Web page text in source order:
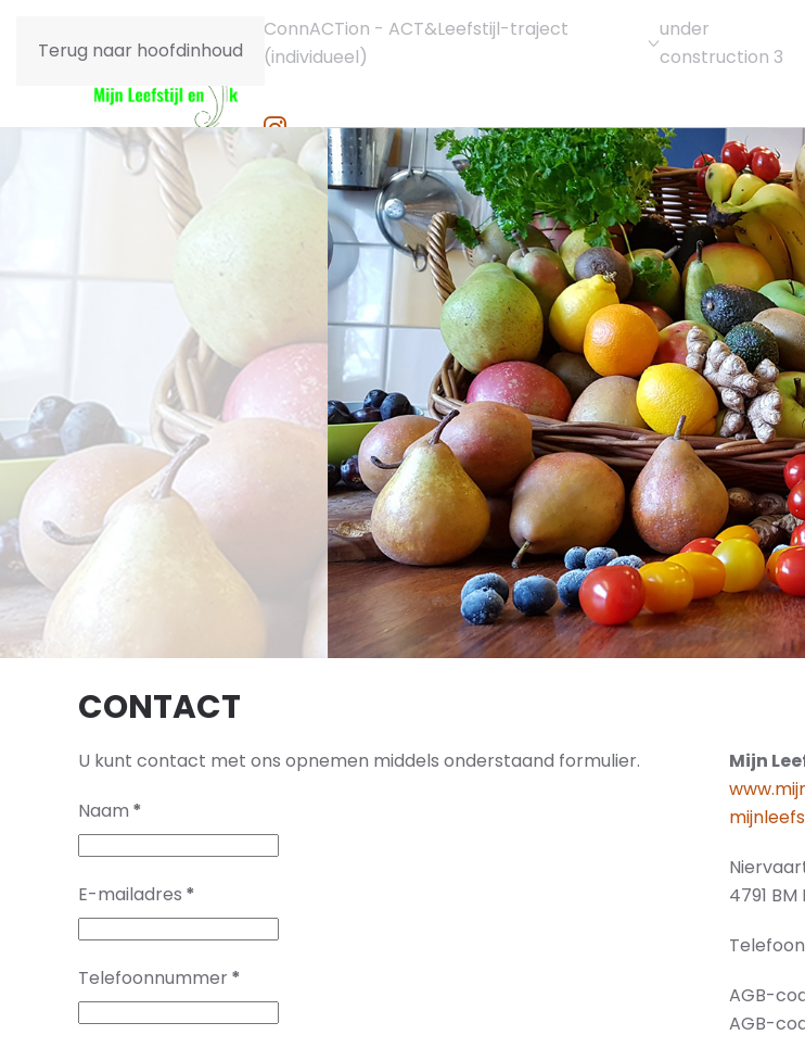
Terug naar hoofdinhoud
ConnACTion - ACT&Leefstijl-traject
(individueel)
under
construction 3
CONTACT
U kunt contact met ons opnemen middels onderstaand formulier.
Naam *
E-mailadres *
Telefoonnummer*
Mijn
4791
AGB-
AGB-